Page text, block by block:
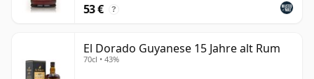
53 € ?
El Dorado Guyanese 15 Jahre alt Rum
70cl • 43%